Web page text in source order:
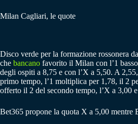
Milan Cagliari, le quote
Disco verde per la formazione rossonera
che bancano favorito il Milan con l’1
degli ospiti a 8,75 e con l’X a 5,50. A
primo tempo, l’1 moltiplica per 1,78, il 2
offerto il 2 del secondo tempo, l’X a 3,00
Bet365 propone la quota X a 5,00 mentre